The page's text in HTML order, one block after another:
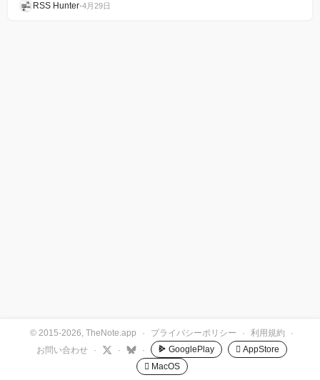
RSS Hunter•4月29日
© 2015-2026, TheNote.app · プライバシーポリシー · 利用規約
·
お問い合わせ
· · · GooglePlay
 AppStore
 MacOS